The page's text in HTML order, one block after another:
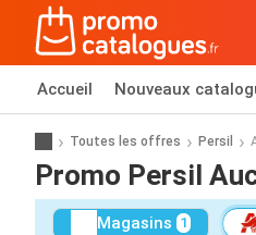
Accueil Nouveaux
Toutes les offres Persil
Promo Persil
Magasins 1